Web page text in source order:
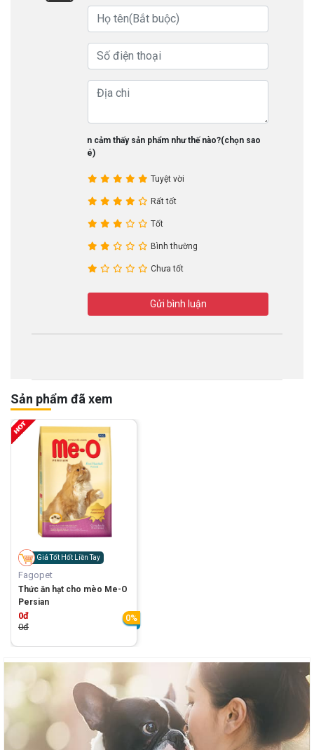
Bạn cảm thấy sản phẩm như thế nào?(chọn sao
nhé)
Tuyệt vời
Rất tốt
Tốt
Bình thường
Chưa tốt
Gửi bình luận
Sản phẩm đã xem
Giá Tốt Hốt Liền Tay
Fagopet
Thức ăn hạt cho mèo Me-O
Persian
0đ
0đ
0%